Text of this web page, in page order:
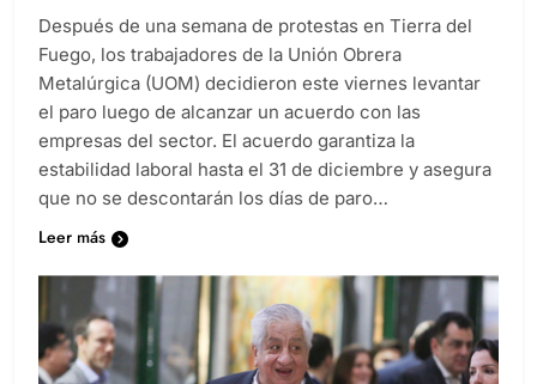
Después de una semana de protestas en Tierra del
Fuego, los trabajadores de la Unión Obrera
Metalúrgica (UOM) decidieron este viernes levantar
el paro luego de alcanzar un acuerdo con las
empresas del sector. El acuerdo garantiza la
estabilidad laboral hasta el 31 de diciembre y asegura
que no se descontarán los días de paro…
Leer más